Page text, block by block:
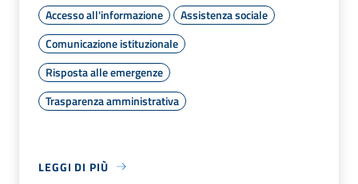
Accesso all'informazione
Assistenza sociale
Comunicazione istituzionale
Risposta alle emergenze
Trasparenza amministrativa
LEGGI DI PIÙ